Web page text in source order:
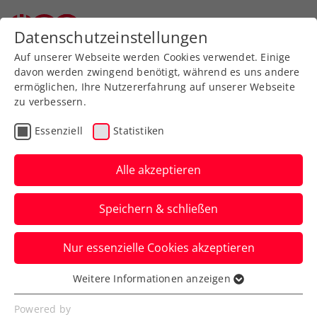
Aktuelle News
News filtern
Datenschutzeinstellungen
Auf unserer Webseite werden Cookies verwendet. Einige
davon werden zwingend benötigt, während es uns andere
ermöglichen, Ihre Nutzererfahrung auf unserer Webseite
zu verbessern.
Essenziell Statistiken
Alle akzeptieren
Speichern & schließen
Nur essenzielle Cookies akzeptieren
Essenziell
Essenzielle Cookies werden für grundlegende
Weitere Informationen anzeigen
Powered by